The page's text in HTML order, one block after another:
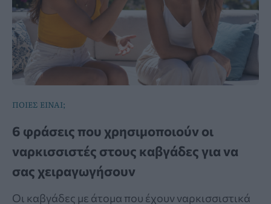
ΠΟΙΕΣ ΕΙΝΑΙ;
6 φράσεις που χρησιμοποιούν οι
ναρκισσιστές στους καβγάδες για να
σας χειραγωγήσουν
Οι καβγάδες με άτομα που έχουν ναρκισσιστικά